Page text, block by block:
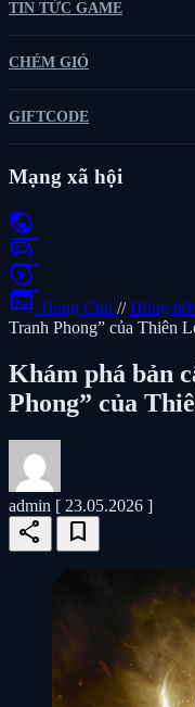
TIN TỨC GAME
CHÉM GIÓ
GIFTCODE
Mạng xã hội
public
sports_esports
play_circle
terminal Trang Chủ // Hóng hớt
Tranh Phong” của Thiên
Khám phá bản
Phong” của
admin [ 23.05.2026 ]
share bookmark